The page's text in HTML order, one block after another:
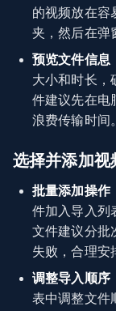
的视频放在容
夹，然后在弹
预览文件信息
大小和时长，
件建议先在电
浪费传输时间。
选择并添加视
批量添加操作
件加入导入列
文件建议分批
失败，合理安
调整导入顺序
表中调整文件